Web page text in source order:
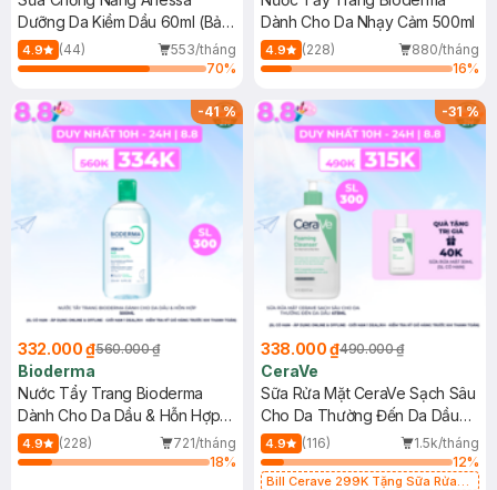
Dưỡng Da Kiềm Dầu 60ml (Bản
Mới)
4.9 (44)
553/tháng
70%
Dành Cho Da Nhạy Cảm 500ml
4.9 (228)
880/tháng
16%
-41%
332.000 ₫560.000 ₫
Bioderma
Nước Tẩy Trang Bioderma
Dành Cho Da Dầu & Hỗn Hợp
500ml
4.9 (228)
721/tháng
18%
-31%
338.000 ₫490.000 ₫
CeraVe
Sữa Rửa Mặt CeraVe Sạch Sâu
Cho Da Thường Đến Da Dầu
473ml
4.9 (116)
1.5k/tháng
12%
Bill Cerave 299K Tặng Sữa Rửa